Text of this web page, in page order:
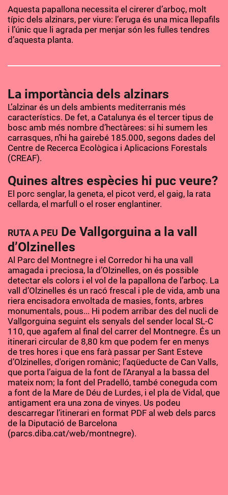
Aquesta papallona necessita el cirerer d’arboç, molt
típic dels alzinars, per viure: l’eruga és una mica llepafils
i l’únic que li agrada per menjar són les fulles tendres
d’aquesta planta.
La importància dels alzinars
L’alzinar és un dels ambients mediterranis més
característics. De fet, a Catalunya és el tercer tipus de
bosc amb més nombre d’hectàrees: si hi sumem les
carrasques, n’hi ha gairebé 185.000, segons dades del
Centre de Recerca Ecològica i Aplicacions Forestals
(CREAF).
Quines altres espècies hi puc veure?
El porc senglar, la geneta, el picot verd, el gaig, la rata
cellarda, el marfull o el roser englantiner.
RUTA A PEU De Vallgorguina a la vall
d’Olzinelles
Al Parc del Montnegre i el Corredor hi ha una vall
amagada i preciosa, la d’Olzinelles, on és possible
detectar els colors i el vol de la papallona de l’arboç. La
vall d’Olzinelles és un racó frescal i ple de vida, amb una
riera encisadora envoltada de masies, fonts, arbres
monumentals, pous... Hi podem arribar des del nucli de
Vallgorguina seguint els senyals del sender local SL-C
110, que agafem al final del carrer del Montnegre. És un
itinerari circular de 8,80 km que podem fer en menys
de tres hores i que ens farà passar per Sant Esteve
d’Olzinelles, d'origen romànic; l’aqüeducte de Can Valls,
que porta l’aigua de la font de l’Aranyal a la bassa del
mateix nom; la font del Pradelló, també coneguda com
a font de la Mare de Déu de Lurdes, i el pla de Vidal, que
antigament era una zona de vinyes. Us podeu
descarregar l’itinerari en format PDF al web dels parcs
de la Diputació de Barcelona
(parcs.diba.cat/web/montnegre).